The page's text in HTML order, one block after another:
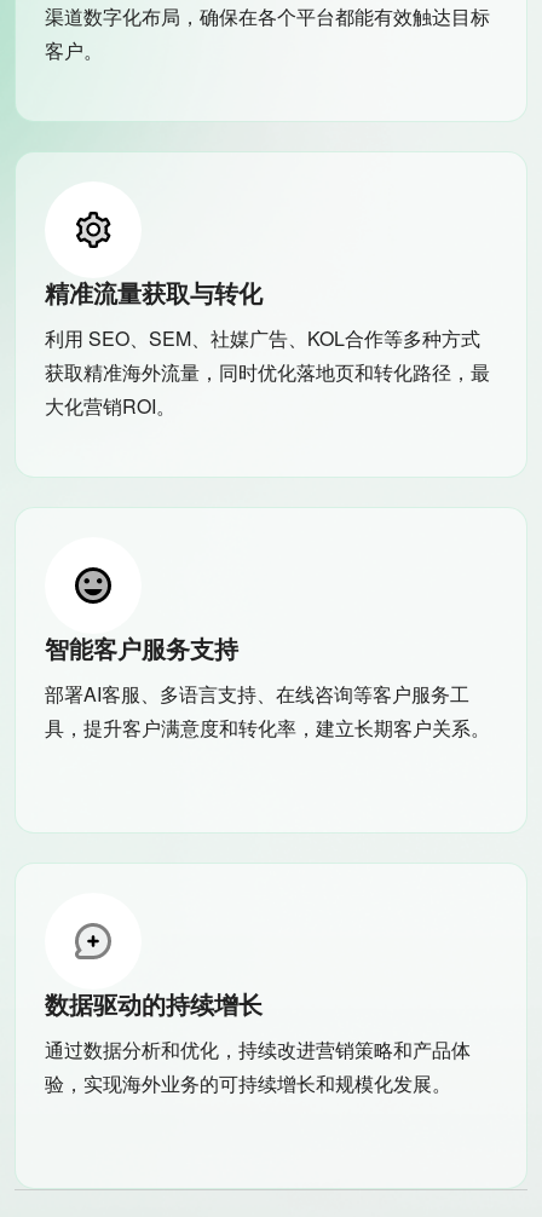
渠道数字化布局，确保在各个平台都能有效触达目标
客户。
精准流量获取与转化
利用 SEO、SEM、社媒广告、KOL合作等多种方式
获取精准海外流量，同时优化落地页和转化路径，最
大化营销ROI。
智能客户服务支持
部署AI客服、多语言支持、在线咨询等客户服务工
具，提升客户满意度和转化率，建立长期客户关系。
数据驱动的持续增长
通过数据分析和优化，持续改进营销策略和产品体
验，实现海外业务的可持续增长和规模化发展。